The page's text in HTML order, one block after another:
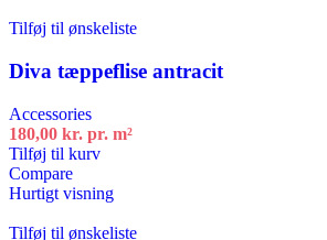
Tilføj til ønskeliste
Diva tæppeflise antracit
Accessories
180,00 kr. pr. m²
Tilføj til kurv
Compare
Hurtigt visning
Tilføj til ønskeliste